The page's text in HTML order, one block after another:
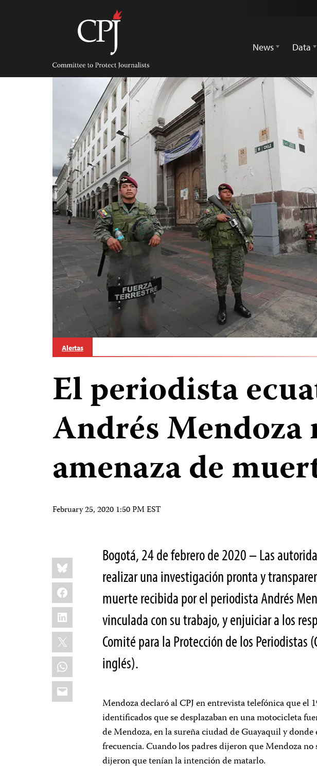
Committee
Protect
Journalists
News
Data
Alertas
El periodista
Andrés Mendoza
amenaza de
February 25, 2020 1:50 PM EST
Share
this:
Bluesky
Facebook
LinkedIn
X
WhatsApp
Email
Bogotá, 24 de febrero de 2020 – Las
realizar una investigación pronta y
muerte recibida por el periodista Andrés
vinculada con su trabajo, y enjuiciar a los
Comité para la Protección de los Periodistas
inglés).
Mendoza declaró al CPJ en entrevista telefónica que el
identificados que se desplazaban en una motocicleta
de Mendoza, en la sureña ciudad de Guayaquil y
frecuencia. Cuando los padres dijeron que Mendoza no
dijeron que tenían la intención de matarlo.